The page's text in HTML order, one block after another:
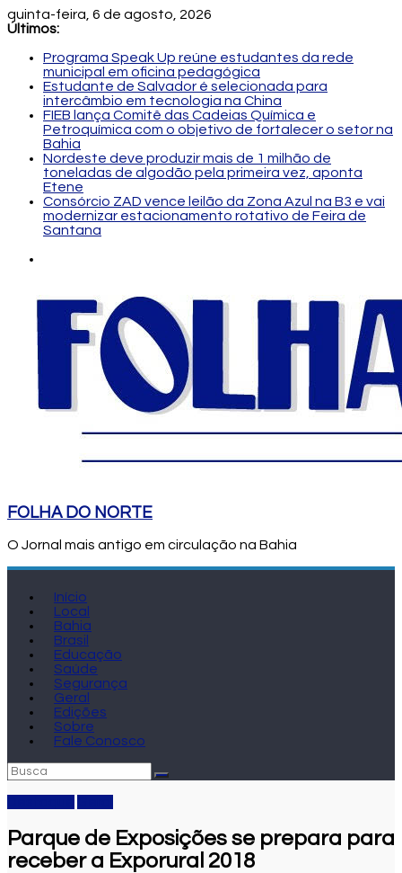
quinta-feira, 6 de agosto, 2026
Últimos:
Programa Speak Up reúne estudantes da rede
municipal em oficina pedagógica
Estudante de Salvador é selecionada para
intercâmbio em tecnologia na China
FIEB lança Comitê das Cadeias Química e
Petroquímica com o objetivo de fortalecer o setor na
Bahia
Nordeste deve produzir mais de 1 milhão de
toneladas de algodão pela primeira vez, aponta
Etene
Consórcio ZAD vence leilão da Zona Azul na B3 e vai
modernizar estacionamento rotativo de Feira de
Santana
FOLHA DO NORTE
O Jornal mais antigo em circulação na Bahia
Início
Local
Bahia
Brasil
Educação
Saúde
Segurança
Geral
Edições
Sobre
Fale Conosco
Parque de Exposições se prepara para
receber a Exporural 2018